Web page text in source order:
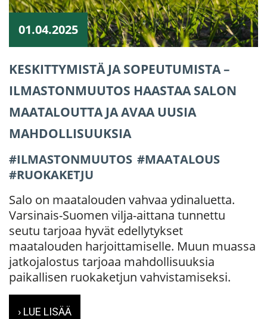
01.04.2025
KESKITTYMISTÄ JA SOPEUTUMISTA –
ILMASTONMUUTOS HAASTAA SALON
MAATALOUTTA JA AVAA UUSIA
MAHDOLLISUUKSIA
ILMASTONMUUTOS
MAATALOUS
RUOKAKETJU
Salo on maatalouden vahvaa ydinaluetta.
Varsinais-Suomen vilja-aittana tunnettu
seutu tarjoaa hyvät edellytykset
maatalouden harjoittamiselle. Muun muassa
jatkojalostus tarjoaa mahdollisuuksia
paikallisen ruokaketjun vahvistamiseksi.
› LUE LISÄÄ